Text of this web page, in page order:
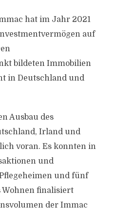
hat im Jahr 2021
auf
bildeten Immobilien
in Deutschland und
Ausbau des
Irland und
voran. Es konnten in
und
und fünf
finalisiert
der Immac